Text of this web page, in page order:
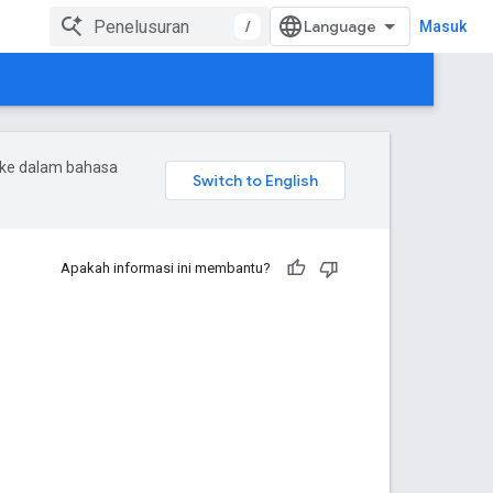
/ Masuk
dalam bahasa
Apakah informasi ini membantu?